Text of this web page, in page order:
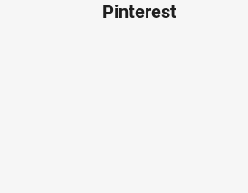
Pinterest